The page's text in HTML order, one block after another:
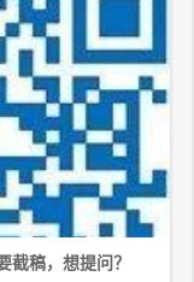
截稿，想提问？